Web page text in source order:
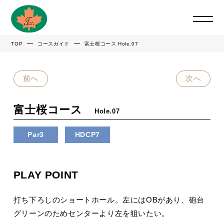
TOP コースガイド 富士桜コース Hole.07
前へ 次へ
富士桜コース Hole.07
Par3 HDCP7
PLAY POINT
打ち下ろしのショートホール。左にはOBがあり、砲台
グリーンのためセンターより左を狙いたい。